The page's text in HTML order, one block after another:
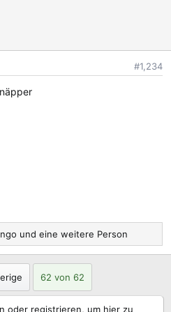
#1,234
und eine weitere Person
62 von 62
oder registrieren, um hier zu